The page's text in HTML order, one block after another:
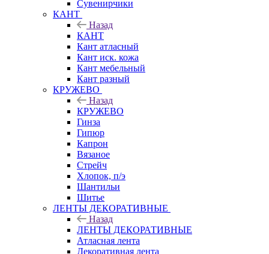
Сувенирчики
КАНТ
Назад
КАНТ
Кант атласный
Кант иск. кожа
Кант мебельный
Кант разный
КРУЖЕВО
Назад
КРУЖЕВО
Гинза
Гипюр
Капрон
Вязаное
Стрейч
Хлопок, п/э
Шантильи
Шитье
ЛЕНТЫ ДЕКОРАТИВНЫЕ
Назад
ЛЕНТЫ ДЕКОРАТИВНЫЕ
Атласная лента
Декоративная лента